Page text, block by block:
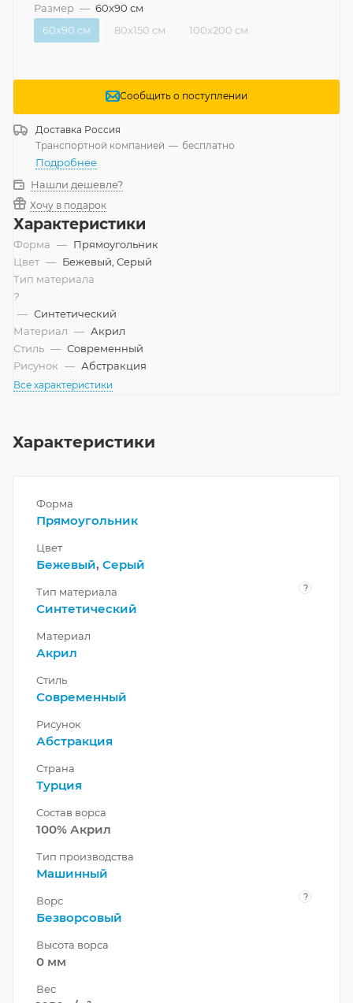
Размер — 60x90 см
60x90 см
80x150 см 100x200 см
Сообщить о поступлении
Доставка Россия
Транспортной компанией — бесплатно
Подробнее
Нашли дешевле?
Хочу в подарок
Характеристики
Форма — Прямоугольник
Цвет — Бежевый, Серый
Тип материала
?
— Синтетический
Материал — Акрил
Стиль — Современный
Рисунок — Абстракция
Все характеристики
Характеристики
Форма
Прямоугольник
Цвет
Бежевый, Серый
Тип материала ?
Синтетический
Материал
Акрил
Стиль
Современный
Рисунок
Абстракция
Страна
Турция
Состав ворса
100% Акрил
Тип производства
Машинный
Ворс ?
Безворсовый
Высота ворса
0 мм
Вес